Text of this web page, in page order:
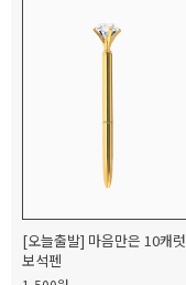
[오늘출발] 마음만은 10캐럿
보석펜